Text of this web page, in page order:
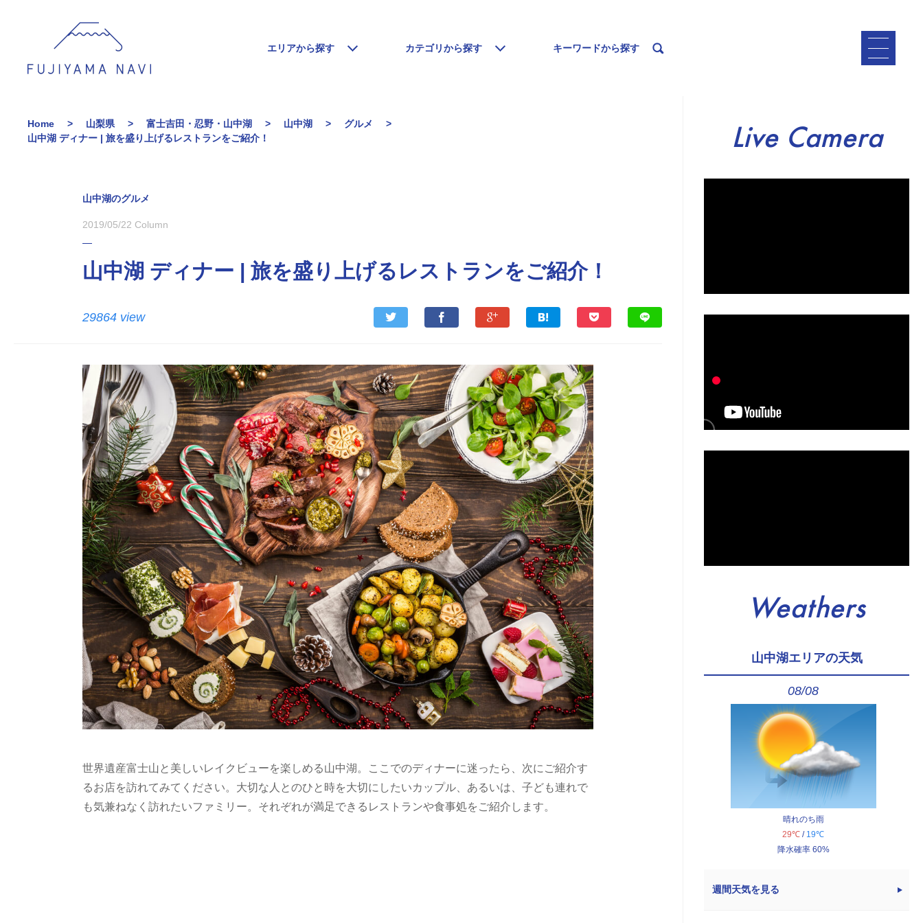
エリアから探す カテゴリから探す キーワードから探す
Home 山梨県 富士吉田・忍野・山中湖 山中湖
グルメ
山中湖 ディナー | 旅を盛り上げるレストランをご紹介！
山中湖のグルメ
2019/05/22 Column
山中湖 ディナー | 旅を盛り上げるレストランをご紹介！
29864 view
世界遺産富士山と美しいレイクビューを楽しめる山中湖。ここでのディナーに迷ったら、次にご紹介す
るお店を訪れてみてください。大切な人とのひと時を大切にしたいカップル、あるいは、子ども連れで
も気兼ねなく訪れたいファミリー。それぞれが満足できるレストランや食事処をご紹介します。
Live Camera
Weathers
山中湖エリアの天気
08/08
晴れのち雨
29℃ / 19℃
降水確率 60%
週間天気を見る